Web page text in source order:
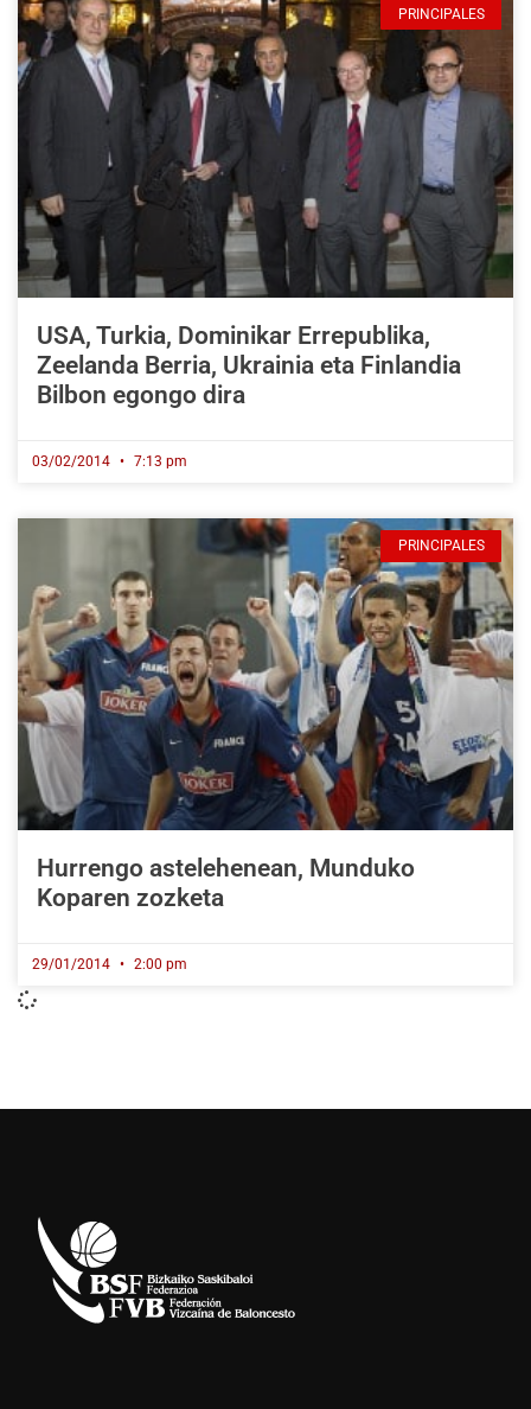
PRINCIPALES
USA, Turkia, Dominikar Errepublika,
Zeelanda Berria, Ukrainia eta Finlandia
Bilbon egongo dira
03/02/2014 7:13 pm
PRINCIPALES
Hurrengo astelehenean, Munduko
Koparen zozketa
29/01/2014 2:00 pm